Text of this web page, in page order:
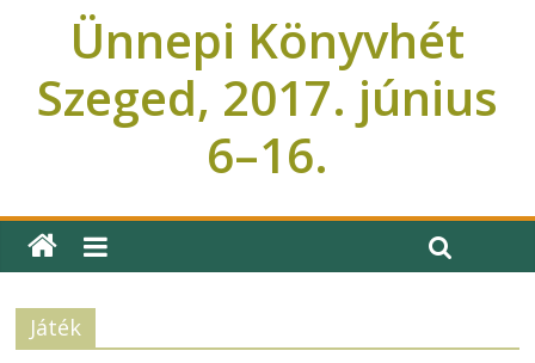
Ünnepi Könyvhét
Szeged, 2017. június
6–16.
Játék